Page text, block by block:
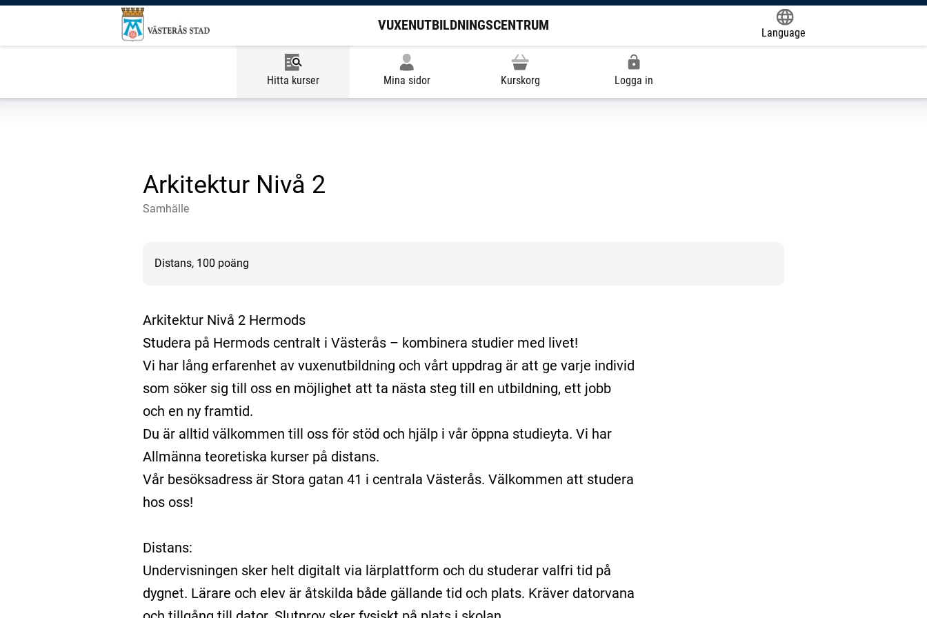
VUXENUTBILDNINGSCENTRUM
Language
Hitta kurser Mina sidor Kurskorg Logga in
Arkitektur Nivå 2
Samhälle
Distans, 100 poäng
Arkitektur Nivå 2 Hermods
Studera på Hermods centralt i Västerås – kombinera studier med livet!
Vi har lång erfarenhet av vuxenutbildning och vårt uppdrag är att ge varje individ
som söker sig till oss en möjlighet att ta nästa steg till en utbildning, ett jobb
och en ny framtid.
Du är alltid välkommen till oss för stöd och hjälp i vår öppna studieyta. Vi har
Allmänna teoretiska kurser på distans.
Vår besöksadress är Stora gatan 41 i centrala Västerås. Välkommen att studera
hos oss!
Distans:
Undervisningen sker helt digitalt via lärplattform och du studerar valfri tid på
dygnet. Lärare och elev är åtskilda både gällande tid och plats. Kräver datorvana